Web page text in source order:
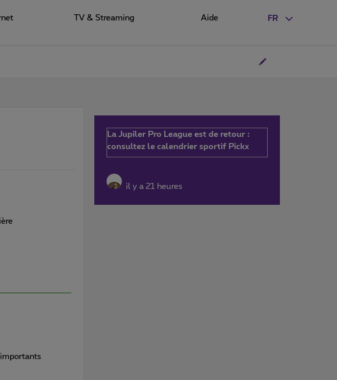
FR
TV & Streaming Aide
La Jupiler Pro League est de retour :
consultez le calendrier sportif Pickx
il y a 21 heures